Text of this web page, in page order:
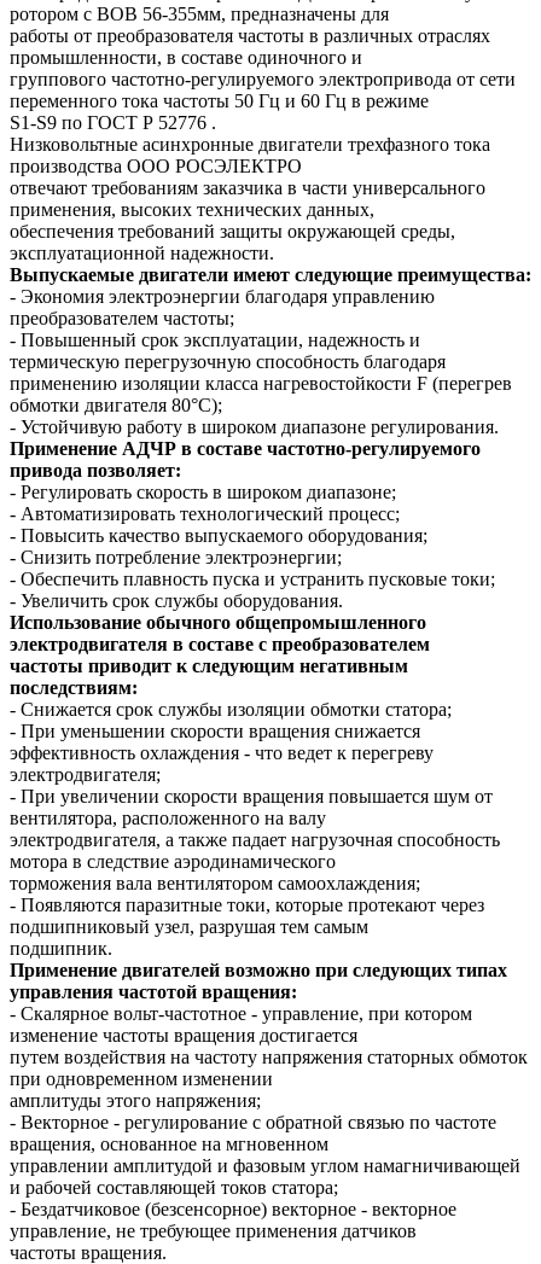
ротором с ВОВ 56-355мм, предназначены для
работы от преобразователя частоты в различных отраслях
промышленности, в составе одиночного и
группового частотно-регулируемого электропривода от сети
переменного тока частоты 50 Гц и 60 Гц в режиме
S1-S9 по ГОСТ Р 52776 .
Низковольтные асинхронные двигатели трехфазного тока
производства ООО РОСЭЛЕКТРО
отвечают требованиям заказчика в части универсального
применения, высоких технических данных,
обеспечения требований защиты окружающей среды,
эксплуатационной надежности.
Выпускаемые двигатели имеют следующие преимущества:
- Экономия электроэнергии благодаря управлению
преобразователем частоты;
- Повышенный срок эксплуатации, надежность и
термическую перегрузочную способность благодаря
применению изоляции класса нагревостойкости F (перегрев
обмотки двигателя 80°C);
- Устойчивую работу в широком диапазоне регулирования.
Применение АДЧР в составе частотно-регулируемого
привода позволяет:
- Регулировать скорость в широком диапазоне;
- Автоматизировать технологический процесс;
- Повысить качество выпускаемого оборудования;
- Снизить потребление электроэнергии;
- Обеспечить плавность пуска и устранить пусковые токи;
- Увеличить срок службы оборудования.
Использование обычного общепромышленного
электродвигателя в составе с преобразователем
частоты приводит к следующим негативным
последствиям:
- Снижается срок службы изоляции обмотки статора;
- При уменьшении скорости вращения снижается
эффективность охлаждения - что ведет к перегреву
электродвигателя;
- При увеличении скорости вращения повышается шум от
вентилятора, расположенного на валу
электродвигателя, а также падает нагрузочная способность
мотора в следствие аэродинамического
торможения вала вентилятором самоохлаждения;
- Появляются паразитные токи, которые протекают через
подшипниковый узел, разрушая тем самым
подшипник.
Применение двигателей возможно при следующих типах
управления частотой вращения:
- Скалярное вольт-частотное - управление, при котором
изменение частоты вращения достигается
путем воздействия на частоту напряжения статорных обмоток
при одновременном изменении
амплитуды этого напряжения;
- Векторное - регулирование с обратной связью по частоте
вращения, основанное на мгновенном
управлении амплитудой и фазовым углом намагничивающей
и рабочей составляющей токов статора;
- Бездатчиковое (безсенсорное) векторное - векторное
управление, не требующее применения датчиков
частоты вращения.